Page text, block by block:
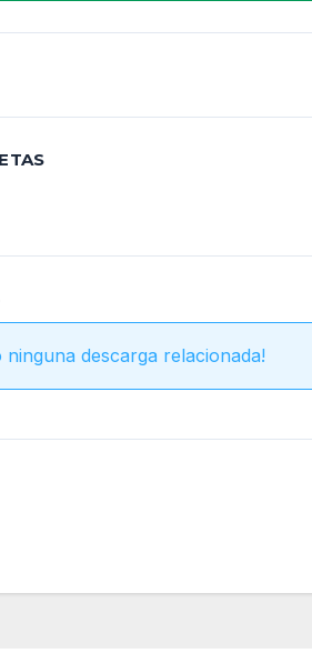
ninguna descarga relacionada!